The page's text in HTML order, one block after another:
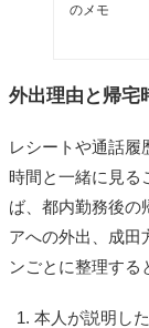
のメモ
外出理由と帰宅
レシートや通話履
時間と一緒に見る
ば、都内勤務後の
アへの外出、成田
ンごとに整理する
本人が説明し